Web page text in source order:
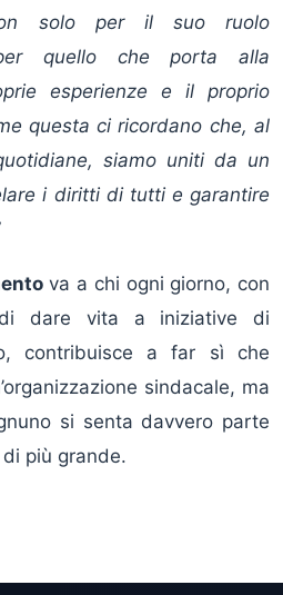
solo per il suo ruolo
quello che porta alla
esperienze e il proprio
questa ci ricordano che, al
siamo uniti da un
i diritti di tutti e garantire
va a chi ogni giorno, con
di dare vita a iniziative di
contribuisce a far sì che
sindacale, ma
si senta davvero parte
più grande.